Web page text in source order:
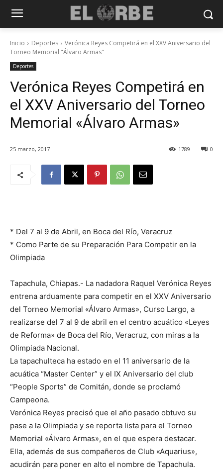
Inicio Deportes
Verónica Reyes Competirá en el XXV Aniversario del
Torneo Memorial "Álvaro Armas"
Deportes
Verónica Reyes Competirá en
el XXV Aniversario del Torneo
Memorial «Álvaro Armas»
25 marzo, 2017 0
1789
* Del 7 al 9 de Abril, en Boca del Río, Veracruz
* Como Parte de su Preparación Para Competir en la
Olimpiada
Tapachula, Chiapas.- La nadadora Raquel Verónica Reyes
entrena arduamente para competir en el XXV Aniversario
del Torneo Memorial «Álvaro Armas», Curso Largo, a
realizarse del 7 al 9 de abril en el centro acuático «Leyes
de Reforma» de Boca del Río, Veracruz, con miras a la
Olimpiada Nacional.
La tapachulteca ha estado en el 11 aniversario de la
acuática “Master Center” y el IX Aniversario del club
“People Sports” de Comitán, donde se proclamó
Campeona.
Verónica Reyes precisó que el año pasado obtuvo su
pase a la Olimpiada y se reporta lista para el Torneo
Memorial «Álvaro Armas», en el que espera destacar.
Ella, además de sus compañeros de Club «Aquarius»,
acudirán para poner en alto el nombre de Tapachula.